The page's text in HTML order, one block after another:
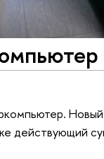
действующий